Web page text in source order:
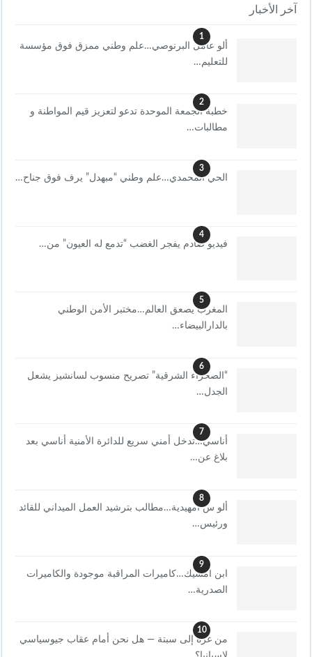
آخر الأخبار
1
ألو عامل البرنوصي…علم وطني ممزق فوق مؤسسة
للتعليم…
2
خطبة الجمعة الموحدة تدعو لتعزيز قيم المواطنة و
مطالبات…
3
الحي المحمدي…علم وطني “مبهدل” يرف فوق جناح…
4
فيديو صادم يفجر الغضب “تدمع له العيون” من…
5
المغرب يصعق العالم…مختبر الأمن الوطني
بالدارالبيضاء…
6
“الصحراء الشرقية” تصريح منسوب لسانشيز يشعل
الجدل…
7
أناسي…تدخل أمني سريع للدائرة الأمنية أناسي بعد
بلاغ عن…
8
ألو س امهيدية…مطالب بترشيد العمل الميداني للقائد
ورئيس…
9
ابن امسيك…كاميرات المراقبة موجودة والكاميرات
الصدرية…
10
من غزة إلى سبتة — هل نحن أمام عقاب جيوسياسي